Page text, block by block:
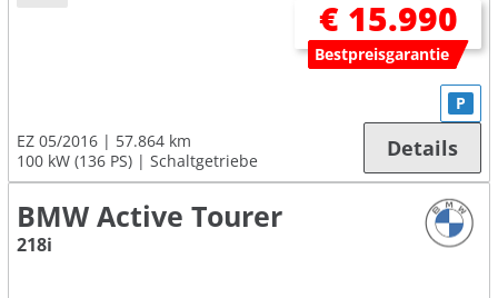
€ 15.990
Bestpreisgarantie
EZ 05/2016
57.864 km
100 kW (136 PS)
Schaltgetriebe
P
Details
BMW Active Tourer
218i